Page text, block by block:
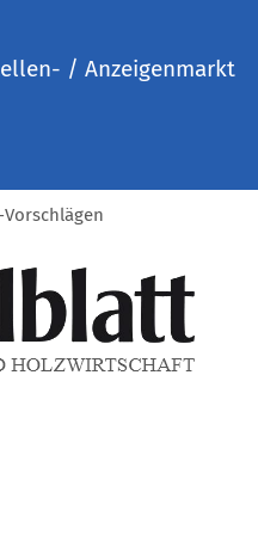
/ Anzeigenmarkt
Vorschlägen